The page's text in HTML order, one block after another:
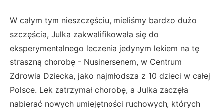
W całym tym nieszczęściu, mieliśmy bardzo dużo
szczęścia, Julka zakwalifikowała się do
eksperymentalnego leczenia jedynym lekiem na tę
straszną chorobę - Nusinersenem, w Centrum
Zdrowia Dziecka, jako najmłodsza z 10 dzieci w całej
Polsce. Lek zatrzymał chorobę, a Julka zaczęła
nabierać nowych umiejętności ruchowych, których